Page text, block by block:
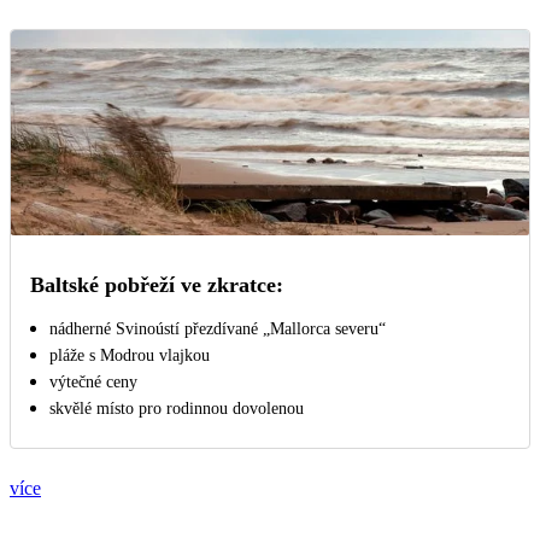
Baltské pobřeží ve zkratce:
nádherné Svinoústí přezdívané „Mallorca severu“
pláže s Modrou vlajkou
výtečné ceny
skvělé místo pro rodinnou dovolenou
více